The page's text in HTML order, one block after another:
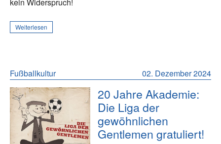
kein Widerspruch!
Weiterlesen
02. Dezember 2024
Fußballkultur
20 Jahre Akademie:
Die Liga der
gewöhnlichen
Gentlemen gratuliert!